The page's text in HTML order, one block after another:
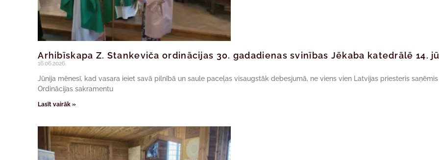
Arhibīskapa Z. Stankeviča ordinācijas 30. gadadienas svinības Jēkaba katedrālē 14.
16.06.2026.
Jūnija mēnesī, kad vasara ieiet savā pilnībā un saule paceļas visaugstāk debesjumā, ne viens vien Latvijas priesteris saņēmis
Ordinācijas sakramentu
Lasīt vairāk »